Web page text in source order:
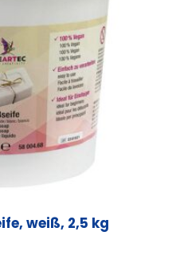
weiß, 2,5 kg